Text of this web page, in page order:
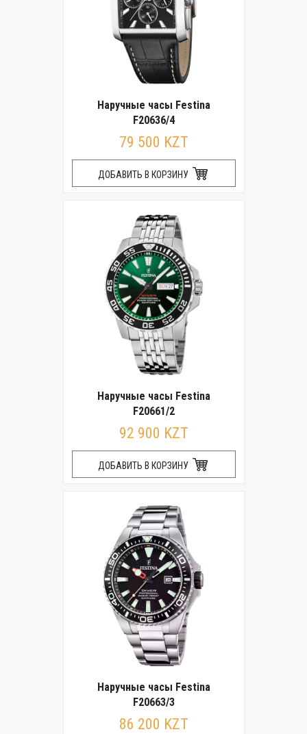
Наручные часы Festina
F20636/4
79 500 KZT
ДОБАВИТЬ В КОРЗИНУ
Наручные часы Festina
F20661/2
92 900 KZT
ДОБАВИТЬ В КОРЗИНУ
Наручные часы Festina
F20663/3
86 200 KZT